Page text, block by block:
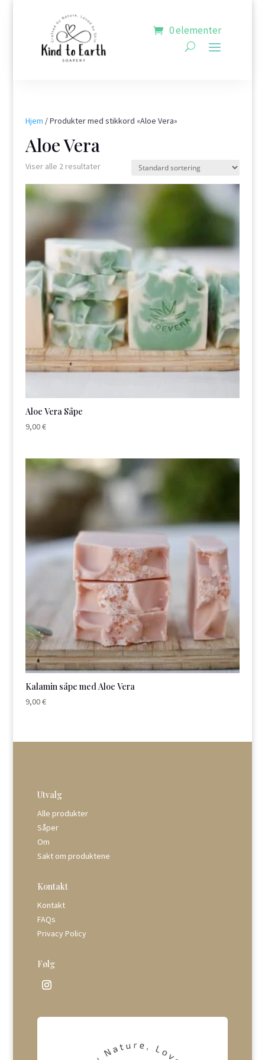
0 elementer
Hjem / Produkter med stikkord «Aloe Vera»
Aloe Vera
Viser alle 2 resultater
Aloe Vera Såpe
9,00€
Kalamin såpe med Aloe Vera
9,00€
Utvalg
Alle produkter
Såper
Om
Sakt om produktene
Kontakt
Kontakt
FAQs
Privacy Policy
Følg